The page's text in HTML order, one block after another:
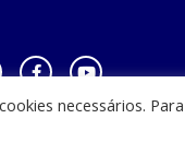
necessários.